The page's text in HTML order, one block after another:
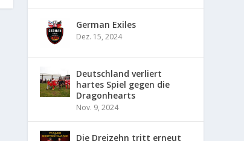
German Exiles
Dez. 15, 2024
Deutschland verliert
hartes Spiel gegen die
Dragonhearts
Nov. 9, 2024
Die Dreizehn tritt erneut